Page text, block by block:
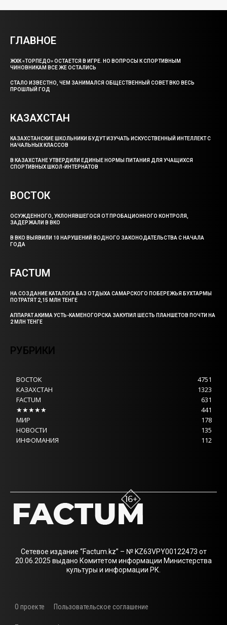
ГЛАВНОЕ
ЖХК «ТОРПЕДО» ОСТАЕТСЯ В ИГРЕ. НО ВОПРОСЫ К СПОРТИВНЫМ
ЧИНОВНИКАМ ВСЕ ЖЕ ОСТАЛИСЬ
СТАЛО ИЗВЕСТНО, ЧЕМ ЗАНИМАЛСЯ ОБЩЕСТВЕННЫЙ СОВЕТ ВКО ВЕСЬ
ПРОШЛЫЙ ГОД
КАЗАХСТАН
КАЗАХСТАНСКИЕ ШКОЛЬНИКИ БУДУТ ИЗУЧАТЬ ИСКУССТВЕННЫЙ ИНТЕЛЛЕКТ С
НАЧАЛЬНЫХ КЛАССОВ
В КАЗАХСТАНЕ УТВЕРДИЛИ ЕДИНЫЕ НОРМЫ ПИТАНИЯ ДЛЯ УЧАЩИХСЯ
СПОРТИВНЫХ ШКОЛ-ИНТЕРНАТОВ
ВОСТОК
ОСУЖДЕННОГО, УКЛОНЯВШЕГОСЯ ОТ ПРОБАЦИОННОГО КОНТРОЛЯ,
ЗАДЕРЖАЛИ В ВКО
В ВКО ВЫЯВИЛИ 10 НАРУШЕНИЙ ВОДНОГО ЗАКОНОДАТЕЛЬСТВА С НАЧАЛА
ГОДА
FACTUM
НА СОЗДАНИЕ КАТАЛОГА БАЗ ОТДЫХА САМАРСКОГО ПОБЕРЕЖЬЯ БУХТАРМЫ
ПОТРАТЯТ 2,15 МЛН ТЕНГЕ
АППАРАТ АКИМА УСТЬ-КАМЕНОГОРСКА ЗАКУПИЛ ШЕСТЬ ПЛАНШЕТОВ ПОЧТИ НА
2 МЛН ТЕНГЕ
РУБРИКИ
ВОСТОК
4751
КАЗАХСТАН
1323
FACTUM
631
★★★★★
441
МИР
178
НОВОСТИ
135
ИНФОМАНИЯ
112
Сетевое издание “Factum.kz” – № KZ63VPY00122473 от
20.06.2025 выдано Комитетом информации Министерства
культуры и информации РК.
О проекте Пользовательское соглашение